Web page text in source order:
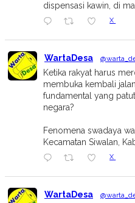
dispensasi kawin, di
X
WartaDesa
Ketika rakyat harus
membuka kembali
fundamental yang
negara?
Fenomena swadaya
Kecamatan Siwalan,
X
WartaDesa